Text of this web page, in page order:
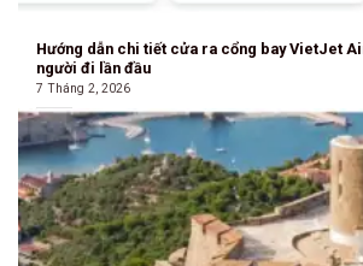
Hướng dẫn chi tiết cửa ra cổng bay VietJet
người đi lần đầu
7 Tháng 2, 2026